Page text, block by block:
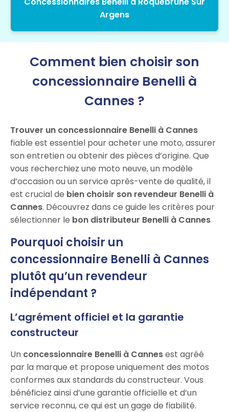
Argens
Comment bien choisir son
concessionnaire Benelli à
Cannes ?
Trouver un concessionnaire Benelli à Cannes
fiable est essentiel pour acheter une moto, assurer
son entretien ou obtenir des pièces d’origine. Que
vous recherchiez une moto neuve, un modèle
d’occasion ou un service après-vente de qualité, il
est crucial de bien choisir son revendeur Benelli à
Cannes. Découvrez dans ce guide les critères pour
sélectionner le bon distributeur Benelli à Cannes
Pourquoi choisir un
concessionnaire Benelli à Cannes
plutôt qu’un revendeur
indépendant ?
L’agrément officiel et la garantie
constructeur
Un concessionnaire Benelli à Cannesest agréé
par la marque et propose uniquement des motos
conformes aux standards du constructeur. Vous
bénéficiez ainsi d’une garantie officielle et d’un
service reconnu, ce qui est un gage de fiabilité.